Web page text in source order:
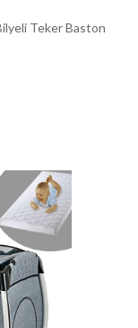
Teker Baston